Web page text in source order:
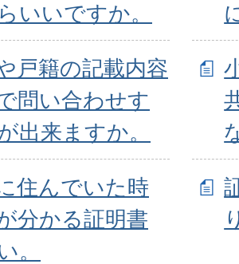
いいですか。
戸籍の記載内容
問い合わせす
出来ますか。
住んでいた時
分かる証明書
。